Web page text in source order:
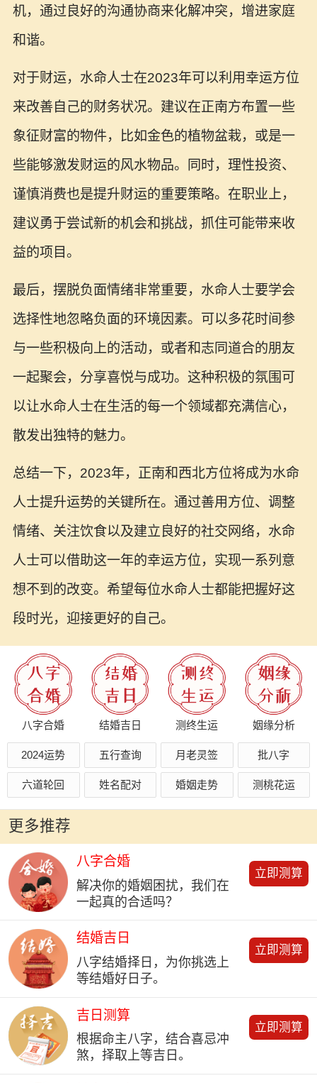
机，通过良好的沟通协商来化解冲突，增进家庭
和谐。
对于财运，水命人士在2023年可以利用幸运方位
来改善自己的财务状况。建议在正南方布置一些
象征财富的物件，比如金色的植物盆栽，或是一
些能够激发财运的风水物品。同时，理性投资、
谨慎消费也是提升财运的重要策略。在职业上，
建议勇于尝试新的机会和挑战，抓住可能带来收
益的项目。
最后，摆脱负面情绪非常重要，水命人士要学会
选择性地忽略负面的环境因素。可以多花时间参
与一些积极向上的活动，或者和志同道合的朋友
一起聚会，分享喜悦与成功。这种积极的氛围可
以让水命人士在生活的每一个领域都充满信心，
散发出独特的魅力。
总结一下，2023年，正南和西北方位将成为水命
人士提升运势的关键所在。通过善用方位、调整
情绪、关注饮食以及建立良好的社交网络，水命
人士可以借助这一年的幸运方位，实现一系列意
想不到的改变。希望每位水命人士都能把握好这
段时光，迎接更好的自己。
八字合婚 结婚吉日 测终生运 姻缘分析
2024运势 五行查询 月老灵签 批八字
六道轮回 姓名配对 婚姻走势 测桃花运
更多推荐
八字合婚
解决你的婚姻困扰，我们在
一起真的合适吗？
立即测算
结婚吉日
八字结婚择日，为你挑选上
等结婚好日子。
立即测算
吉日测算
根据命主八字，结合喜忌冲
煞，择取上等吉日。
立即测算